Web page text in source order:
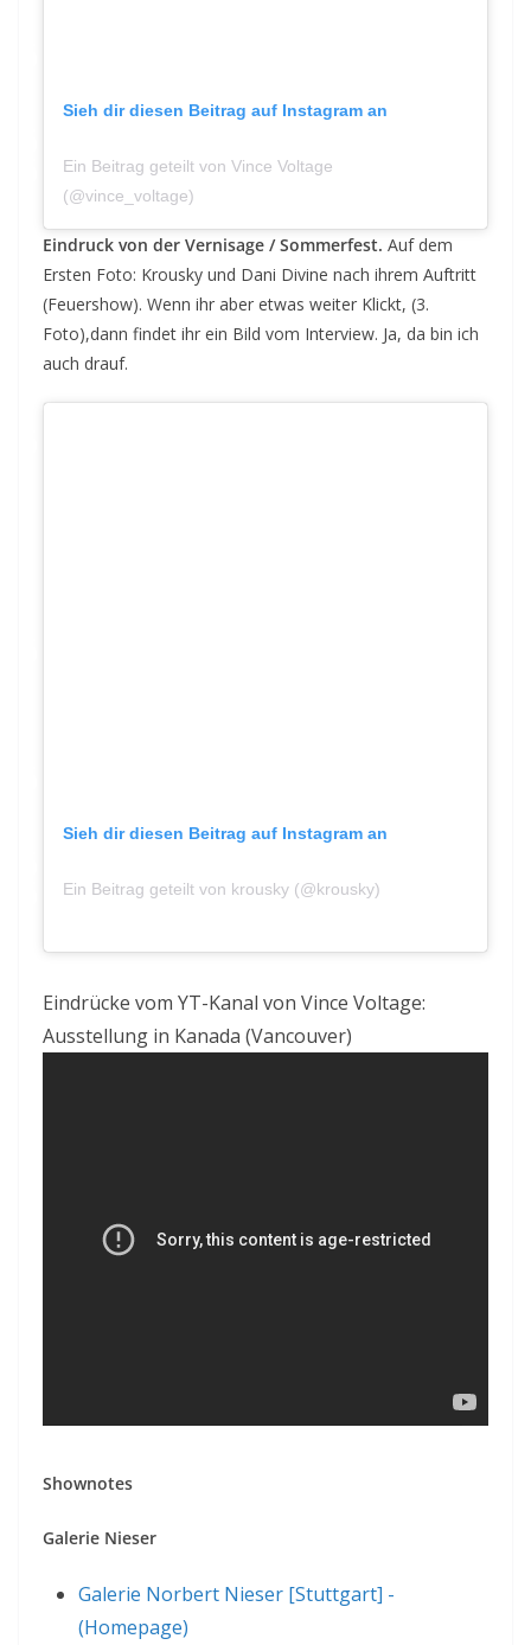
Sieh dir diesen Beitrag auf Instagram an
Ein Beitrag geteilt von Vince Voltage
(@vince_voltage)
Eindruck von der Vernisage / Sommerfest. Auf dem
Ersten Foto: Krousky und Dani Divine nach ihrem Auftritt
(Feuershow). Wenn ihr aber etwas weiter Klickt, (3.
Foto),dann findet ihr ein Bild vom Interview. Ja, da bin ich
auch drauf.
Sieh dir diesen Beitrag auf Instagram an
Ein Beitrag geteilt von krousky (@krousky)
Eindrücke vom YT-Kanal von Vince Voltage:
Ausstellung in Kanada (Vancouver)
Shownotes
Galerie Nieser
Galerie Norbert Nieser [Stuttgart] -
(Homepage)